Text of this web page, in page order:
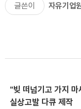
글쓴이 자유기업
"빚 떠넘기고 가지
실상고발 다큐 제작